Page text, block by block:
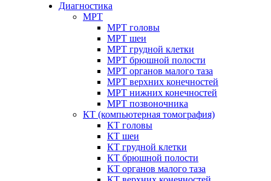
Диагностика
МРТ
МРТ головы
МРТ шеи
МРТ грудной клетки
МРТ брюшной полости
МРТ органов малого таза
МРТ верхних конечностей
МРТ нижних конечностей
МРТ позвоночника
КТ (компьютерная томография)
КТ головы
КТ шеи
КТ грудной клетки
КТ брюшной полости
КТ органов малого таза